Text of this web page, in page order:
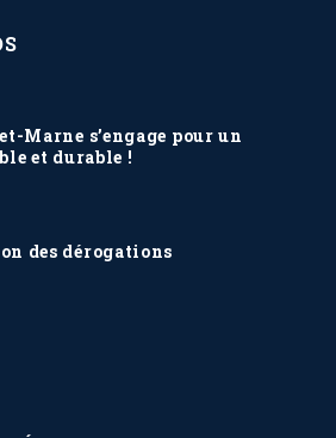
Marne s’engage pour un
et durable !
des dérogations